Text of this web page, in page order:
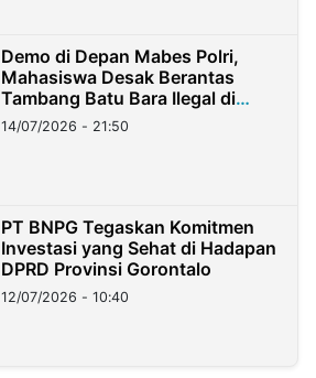
Demo di Depan Mabes Polri,
Mahasiswa Desak Berantas
Tambang Batu Bara Ilegal di
Lampung
14/07/2026 - 21:50
PT BNPG Tegaskan Komitmen
Investasi yang Sehat di Hadapan
DPRD Provinsi Gorontalo
12/07/2026 - 10:40